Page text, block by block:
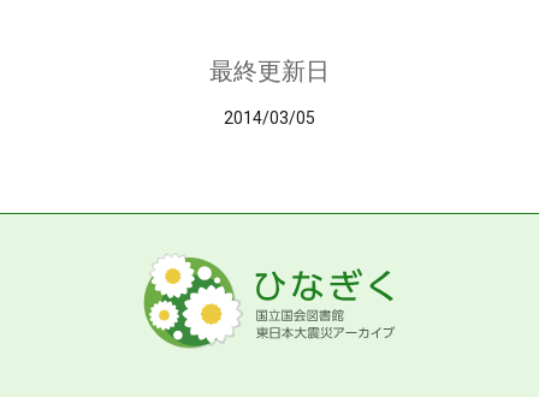
最終更新日
2014/03/05